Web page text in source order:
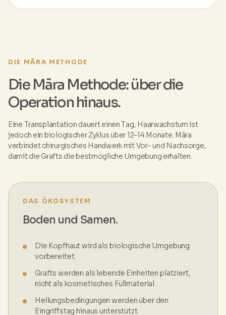
DIE MĀRA METHODE
Die Māra Methode: über die
Operation hinaus.
Eine Transplantation dauert einen Tag, Haarwachstum ist
jedoch ein biologischer Zyklus über 12–14 Monate. Māra
verbindet chirurgisches Handwerk mit Vor- und Nachsorge,
damit die Grafts die bestmögliche Umgebung erhalten.
DAS ÖKOSYSTEM
Boden und Samen.
Die Kopfhaut wird als biologische Umgebung
vorbereitet.
Grafts werden als lebende Einheiten platziert,
nicht als kosmetisches Füllmaterial.
Heilungsbedingungen werden über den
Eingriffstag hinaus unterstützt.